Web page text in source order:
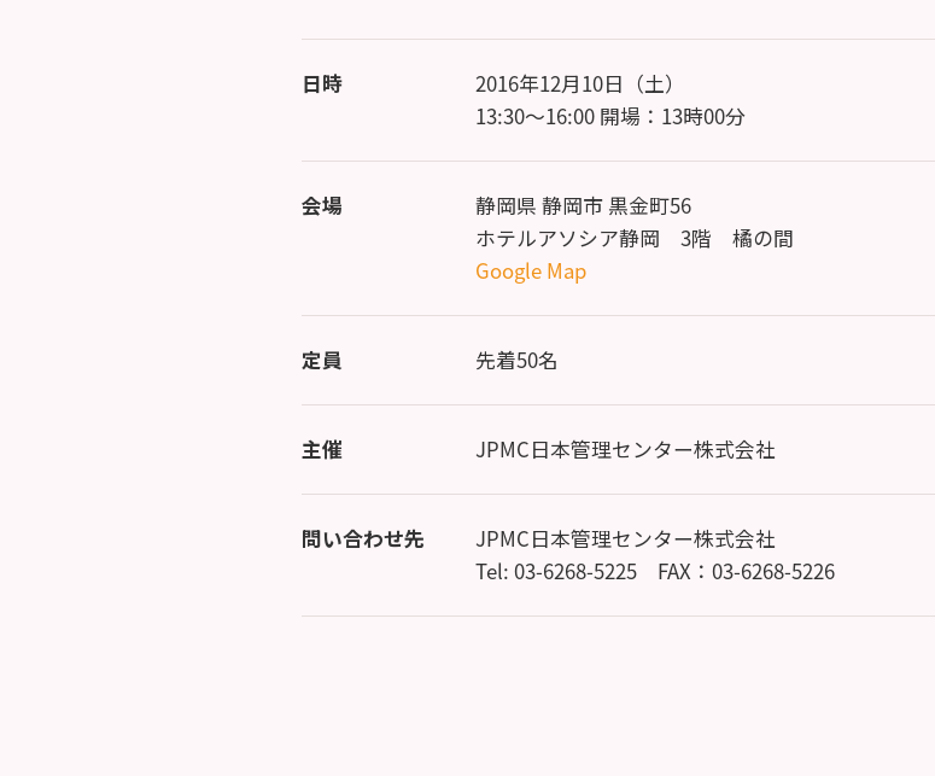
日時
2016年12月10日（土）
13:30～16:00 開場：13時00分
会場
静岡県 静岡市 黒金町56
ホテルアソシア静岡 3階 橘の間
Google Map
定員 先着50名
主催 JPMC日本管理センター株式会社
問い合わせ先
JPMC日本管理センター株式会社
Tel: 03-6268-5225 FAX：03-6268-5226